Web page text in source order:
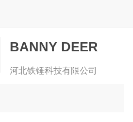
BANNY DEER
河北铁锤科技有限公司